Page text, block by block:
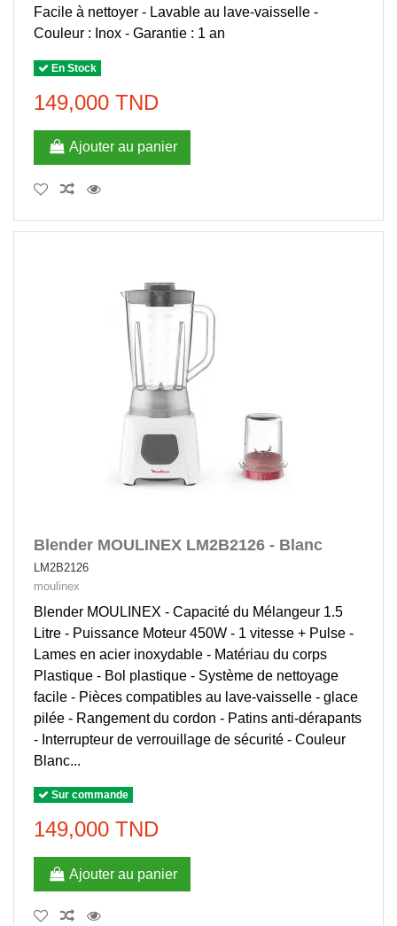
Facile à nettoyer - Lavable au lave-vaisselle -
Couleur : Inox - Garantie : 1 an
En Stock
149,000 TND
Ajouter au panier
Blender MOULINEX LM2B2126 - Blanc
LM2B2126
moulinex
Blender MOULINEX - Capacité du Mélangeur 1.5
Litre - Puissance Moteur 450W - 1 vitesse + Pulse -
Lames en acier inoxydable - Matériau du corps
Plastique - Bol plastique - Système de nettoyage
facile - Pièces compatibles au lave-vaisselle - glace
pilée - Rangement du cordon - Patins anti-dérapants
- Interrupteur de verrouillage de sécurité - Couleur
Blanc...
Sur commande
149,000 TND
Ajouter au panier